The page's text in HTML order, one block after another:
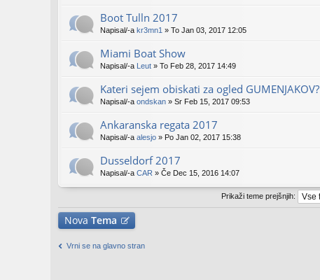
Boot Tulln 2017
Napisal/-a kr3mn1 » To Jan 03, 2017 12:05
Miami Boat Show
Napisal/-a Leut » To Feb 28, 2017 14:49
Kateri sejem obiskati za ogled GUMENJAKOV?
Napisal/-a ondskan » Sr Feb 15, 2017 09:53
Ankaranska regata 2017
Napisal/-a alesjo » Po Jan 02, 2017 15:38
Dusseldorf 2017
Napisal/-a CAR » Če Dec 15, 2016 14:07
Prikaži teme prejšnjih:
Nova Tema
Vrni se na glavno stran